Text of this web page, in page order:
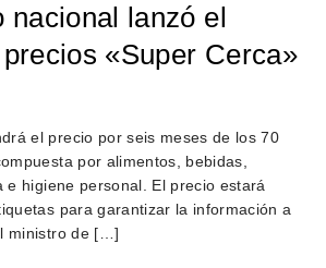
nacional lanzó el
«Super Cerca»
el precio por seis meses de los 70
por alimentos, bebidas,
e higiene personal. El precio estará
para garantizar la información a
ministro de […]